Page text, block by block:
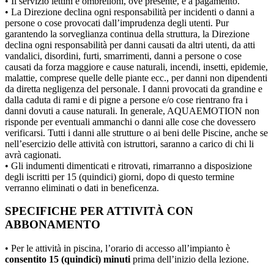
• La Direzione declina ogni responsabilità per incidenti o danni a
persone o cose provocati dall’imprudenza degli utenti. Pur
garantendo la sorveglianza continua della struttura, la Direzione
declina ogni responsabilità per danni causati da altri utenti, da atti
vandalici, disordini, furti, smarrimenti, danni a persone o cose
causati da forza maggiore e cause naturali, incendi, insetti, epidemie,
malattie, comprese quelle delle piante ecc., per danni non dipendenti
da diretta negligenza del personale. I danni provocati da grandine e
dalla caduta di rami e di pigne a persone e/o cose rientrano fra i
danni dovuti a cause naturali. In generale, AQUAEMOTION non
risponde per eventuali ammanchi o danni alle cose che dovessero
verificarsi. Tutti i danni alle strutture o ai beni delle Piscine, anche se
nell’esercizio delle attività con istruttori, saranno a carico di chi li
avrà cagionati.
• Gli indumenti dimenticati e ritrovati, rimarranno a disposizione
degli iscritti per 15 (quindici) giorni, dopo di questo termine
verranno eliminati o dati in beneficenza.
SPECIFICHE PER ATTIVITÀ CON
ABBONAMENTO
• Per le attività in piscina, l’orario di accesso all’impianto è
consentito 15 (quindici) minuti prima dell’inizio della lezione.